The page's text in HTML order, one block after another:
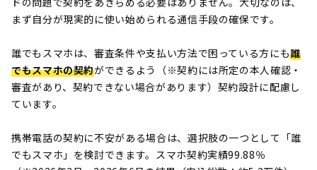
まず自分が現実的に使い始められる通信手段の確保です。
誰でもスマホは、審査条件や支払い方法で困っている方にも誰
でもスマホの契約ができるよう（※契約には所定の本人確認・
審査があり、契約できない場合があります）契約設計に配慮し
ています。
携帯電話の契約に不安がある場合は、選択肢の一つとして「誰
でもスマホ」を検討できます。スマホ契約実績99.88％